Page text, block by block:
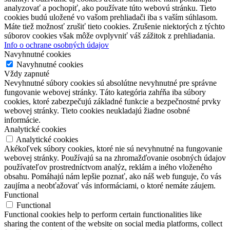
analyzovať a pochopiť, ako používate túto webovú stránku. Tieto
cookies budú uložené vo vašom prehliadači iba s vaším súhlasom.
Máte tiež možnosť zrušiť tieto cookies. Zrušenie niektorých z týchto
súborov cookies však môže ovplyvniť váš zážitok z prehliadania.
Info o ochrane osobných údajov
Navyhnutné cookies
Navyhnutné cookies
Vždy zapnuté
Nevyhnutné súbory cookies sú absolútne nevyhnutné pre správne
fungovanie webovej stránky. Táto kategória zahŕňa iba súbory
cookies, ktoré zabezpečujú základné funkcie a bezpečnostné prvky
webovej stránky. Tieto cookies neukladajú žiadne osobné
informácie.
Analytické cookies
Analytické cookies
Akékoľvek súbory cookies, ktoré nie sú nevyhnutné na fungovanie
webovej stránky. Používajú sa na zhromažďovanie osobných údajov
používateľov prostredníctvom analýz, reklám a iného vloženého
obsahu. Pomáhajú nám lepšie poznať, ako náš web funguje, čo vás
zaujíma a neobťažovať vás informáciami, o ktoré nemáte záujem.
Functional
Functional
Functional cookies help to perform certain functionalities like
sharing the content of the website on social media platforms, collect